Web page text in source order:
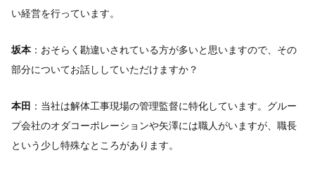
い経営を行っています。
坂本 ：おそらく勘違いされている方が多いと思いますので、その
部分についてお話ししていただけますか？
本田 ：当社は解体工事現場の管理監督に特化しています。グルー
プ会社のオダコーポレーションや矢澤には職人がいますが、職長
という少し特殊なところがあります。